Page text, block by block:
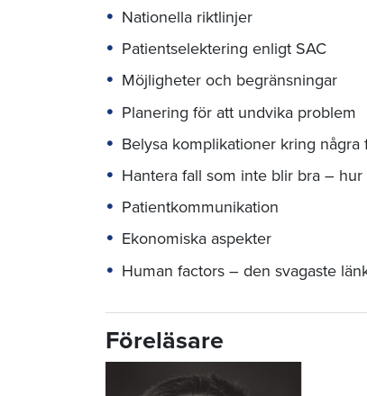
Nationella riktlinjer
Patientselektering enligt SAC
Möjligheter och begränsningar
Planering för att undvika problem
Belysa komplikationer kring några
Hantera fall som inte blir bra – hur
Patientkommunikation
Ekonomiska aspekter
Human factors – den svagaste
Föreläsare